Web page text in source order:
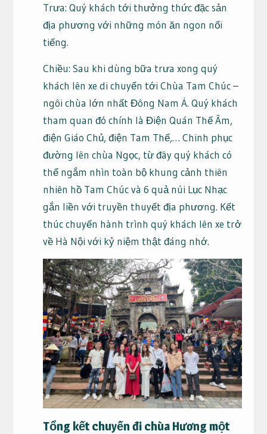
Trưa: Quý khách tới thưởng thức đặc sản
địa phương với những món ăn ngon nổi
tiếng.
Chiều: Sau khi dùng bữa trưa xong quý
khách lên xe di chuyển tới Chùa Tam Chúc –
ngôi chùa lớn nhất Đông Nam Á. Quý khách
tham quan đó chính là Điện Quán Thế Âm,
điện Giáo Chủ, điện Tam Thế,… Chinh phục
đường lên chùa Ngọc, từ đây quý khách có
thể ngắm nhìn toàn bộ khung cảnh thiên
nhiên hồ Tam Chúc và 6 quả núi Lục Nhạc
gắn liền với truyền thuyết địa phương. Kết
thúc chuyến hành trình quý khách lên xe trở
về Hà Nội với kỷ niệm thật đáng nhớ.
Tổng kết chuyến đi chùa Hương một